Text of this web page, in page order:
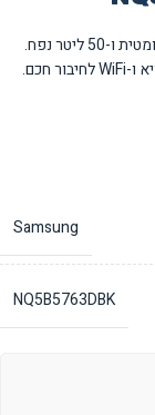
תנור משולב מיקרוגל בעיצוב יוקרתי עם פתיחת דלת אוטומטית ו-50 ליטר נפח.
Samsung
NQ5B5763DBK